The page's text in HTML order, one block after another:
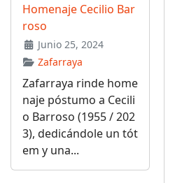
Homenaje Cecilio Bar
roso
Junio 25, 2024
Zafarraya
Zafarraya rinde home
naje póstumo a Cecili
o Barroso (1955 / 202
3), dedicándole un tót
em y una...